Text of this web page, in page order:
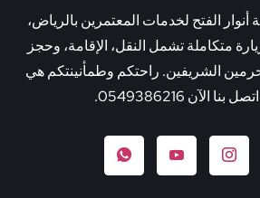
الفتح لخدمات المعتمرين بالرياض،
متكاملة تشمل النقل، الإقامة، وحجز
الشريفين. راحتكم وطمأنينتكم هي
الآن 0549386216.